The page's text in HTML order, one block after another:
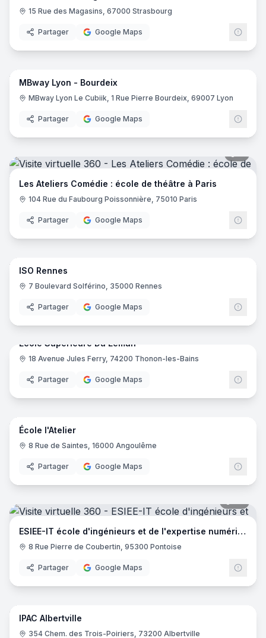
15 Rue des Magasins, 67000 Strasbourg
Partager Google Maps
45
MBway Lyon - Bourdeix
MBway Lyon Le Cubiik, 1 Rue Pierre Bourdeix, 69007 Lyon
Partager Google Maps
Les Ateliers Comédie : école de théâtre à Paris
104 Rue du Faubourg Poissonnière, 75010 Paris
Partager Google Maps
66
ISO Rennes
7 Boulevard Solférino, 35000 Rennes
Partager Google Maps
47
Ecole Supérieure Du Leman
18 Avenue Jules Ferry, 74200 Thonon-les-Bains
Partager Google Maps
14
École l'Atelier
8 Rue de Saintes, 16000 Angoulême
Partager Google Maps
ESIEE-IT école d'ingénieurs et de l'expertise numérique
8 Rue Pierre de Coubertin, 95300 Pontoise
Partager Google Maps
23
IPAC Albertville
354 Chem. des Trois-Poiriers, 73200 Albertville